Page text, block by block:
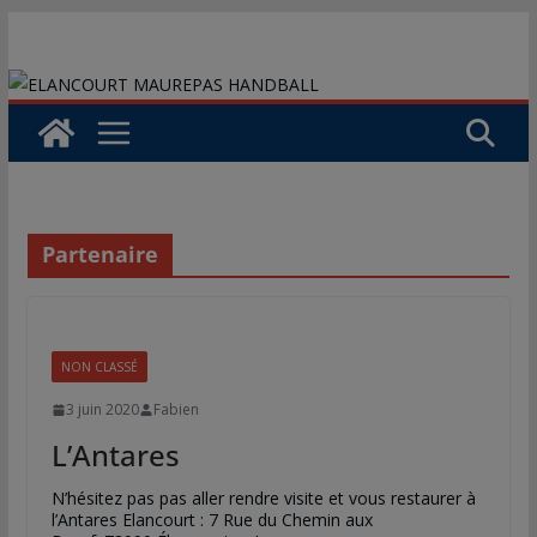
contenu
Partenaire
NON CLASSÉ
3 juin 2020 Fabien
L’Antares
N’hésitez pas pas aller rendre visite et vous restaurer à
l’Antares Elancourt : 7 Rue du Chemin aux